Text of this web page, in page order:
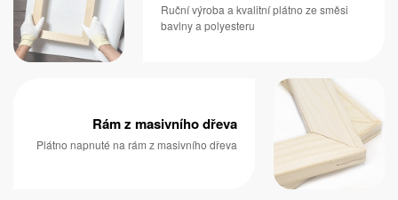
Ruční výroba a kvalitní plátno ze směsi
bavlny a polyesteru
Rám z masivního dřeva
Plátno napnuté na rám z masivního dřeva